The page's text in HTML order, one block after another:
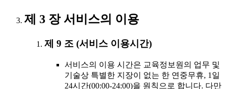
제 3 장 서비스의 이용
제 9 조 (서비스 이용시간)
서비스의 이용 시간은 교육정보원의 업무 및
기술상 특별한 지장이 없는 한 연중무휴, 1일
24시간(00:00-24:00)을 원칙으로 합니다. 다만